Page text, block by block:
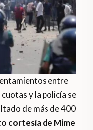
entre
y la policía se
de más de 400
cortesía de Mime